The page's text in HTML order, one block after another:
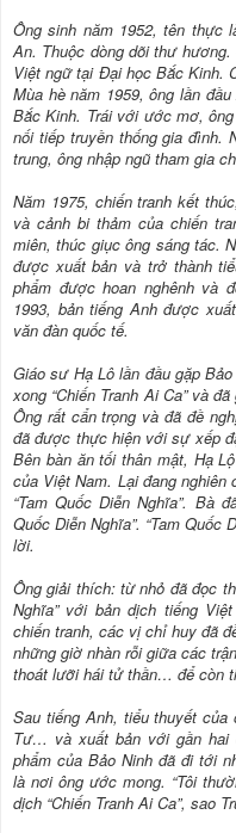
Ông sinh năm 1952, tên thực
An. Thuộc dòng dõi thư
Việt ngữ tại Đại học Bắc Kinh.
Mùa hè năm 1959, ông lần
Bắc Kinh. Trái với ước mơ,
nối tiếp truyền thống gia đình.
trung, ông nhập ngũ tham gia
Năm 1975, chiến tranh kết
và cảnh bi thảm của chiến
miên, thúc giục ông sáng tác.
được xuất bản và trở thành
phẩm được hoan nghênh và
1993, bản tiếng Anh được
văn đàn quốc tế.
Giáo sư Hạ Lô lần đầu gặp
xong “Chiến Tranh Ai Ca” và
Ông rất cẩn trọng và đã đề
đã được thực hiện với sự xếp
Bên bàn ăn tối thân mật, Hạ
của Việt Nam. Lại đang nghiên
“Tam Quốc Diễn Nghĩa”. Bà
Quốc Diễn Nghĩa”. “Tam Quốc
lời.
Ông giải thích: từ nhỏ đã đọc
Nghĩa” với bản dịch tiếng
chiến tranh, các vị chỉ huy đã
những giờ nhàn rỗi giữa các
thoát lưỡi hái tử thần… để còn
Sau tiếng Anh, tiểu thuyết
Tư… và xuất bản với gần hai
phẩm của Bảo Ninh đã đi tới
là nơi ông ước mong. “Tôi
dịch “Chiến Tranh Ai Ca”, sao